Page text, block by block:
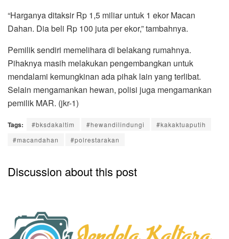
“Harganya ditaksir Rp 1,5 miliar untuk 1 ekor Macan
Dahan. Dia beli Rp 100 juta per ekor,” tambahnya.
Pemilik sendiri memelihara di belakang rumahnya.
Pihaknya masih melakukan pengembangkan untuk
mendalami kemungkinan ada pihak lain yang terlibat.
Selain mengamankan hewan, polisi juga mengamankan
pemilik MAR. (jkr-1)
Tags: #bksdakaltim #hewandilindungi
#kakaktuaputih
#macandahan
#polrestarakan
Discussion about this post